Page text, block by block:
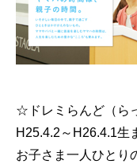
☆ドレミらんど（ら
H25.4.2～H26.4.1生
お子さま一人ひとり